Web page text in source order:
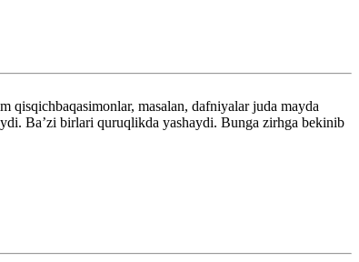
masalan, dafniyalar juda mayda
Ba’zi birlari quruqlikda yashaydi. Bunga zirhga bekinib